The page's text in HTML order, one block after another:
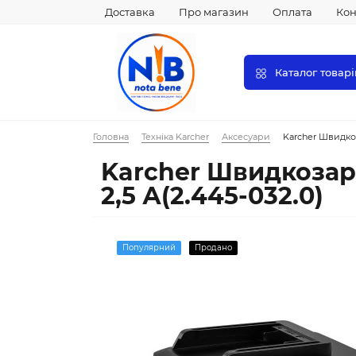
Доставка Про магазин Оплата
Каталог
Головна Техніка Karcher Аксесуари Karcher
Karcher
2,5 А(2.445-032.0)
Популярний Продано